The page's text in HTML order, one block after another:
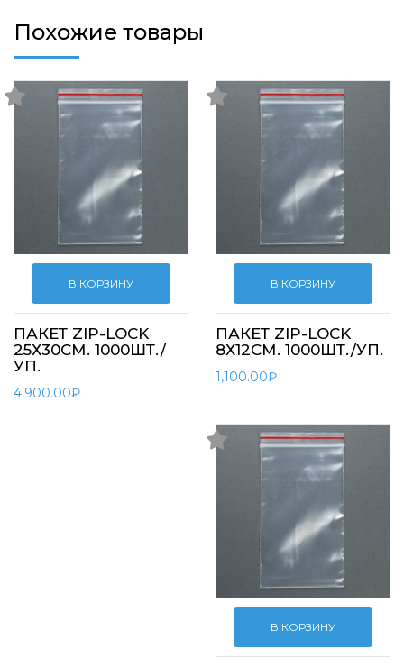
Похожие товары
В КОРЗИНУ
ПАКЕТ ZIP-LOCK
25Х30СМ. 1000ШТ./
УП.
4,900.00₽
В КОРЗИНУ
ПАКЕТ ZIP-LOCK
8Х12СМ. 1000ШТ./УП.
1,100.00₽
В КОРЗИНУ